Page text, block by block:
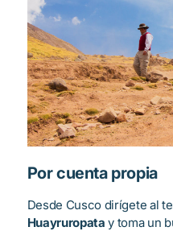
Por cuenta propia
Desde Cusco dirígete al
Huayruropata y toma un